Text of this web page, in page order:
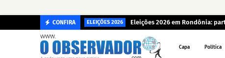
CONFIRA ELEIÇÕES 2026 Eleições 2026 em Rondônia:
Capa Política